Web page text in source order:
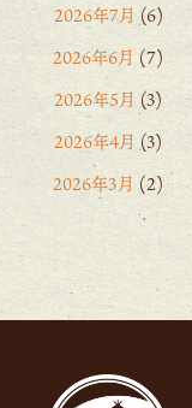
2026年7月 (6)
2026年6月 (7)
2026年5月 (3)
2026年4月 (3)
2026年3月 (2)
(6)
2025年12月
2025年10月(6)